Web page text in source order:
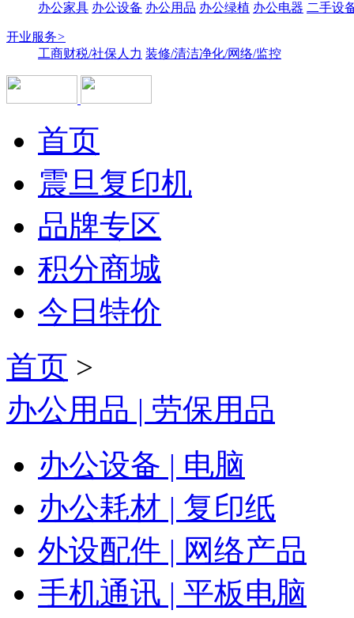
办公家具 办公设备 办公用品 办公绿植 办公电器 二手设
开业服务>
工商财税/社保人力 装修/清洁净化/网络/监控
首页
震旦复印机
品牌专区
积分商城
今日特价
首页 >
办公用品 | 劳保用品
办公设备 | 电脑
办公耗材 | 复印纸
外设配件 | 网络产品
手机通讯 | 平板电脑